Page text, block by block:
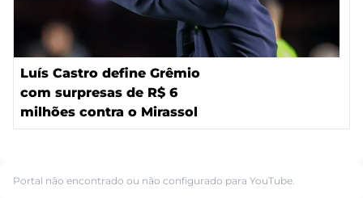
Luís Castro define Grêmio
com surpresas de R$ 6
milhões contra o Mirassol
Portal não encontrado ou não configurado para YouTube.